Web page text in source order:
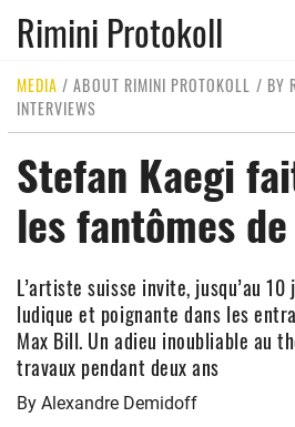
Rimini Protokoll
MEDIA /ABOUT RIMINI PROTOKOLL / BY
INTERVIEWS
Stefan Kaegi
les fantômes
L’artiste suisse invite, jusqu’au
ludique et poignante dans les
Max Bill. Un adieu inoubliable au
travaux pendant deux ans
By Alexandre Demidoff